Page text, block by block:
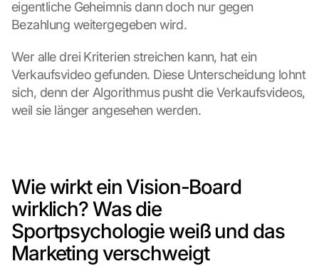
eigentliche Geheimnis dann doch nur gegen
Bezahlung weitergegeben wird.
Wer alle drei Kriterien streichen kann, hat ein
Verkaufsvideo gefunden. Diese Unterscheidung lohnt
sich, denn der Algorithmus pusht die Verkaufsvideos,
weil sie länger angesehen werden.
Wie wirkt ein Vision-Board
wirklich? Was die
Sportpsychologie weiß und das
Marketing verschweigt